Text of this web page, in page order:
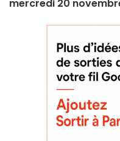
mercredi 20